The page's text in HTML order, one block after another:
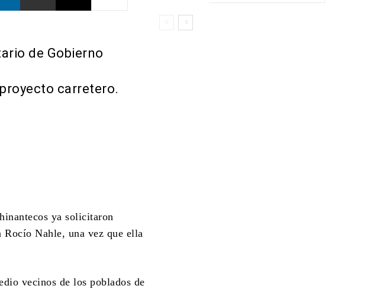
de Gobierno
carretero.
ya solicitaron
Rocío Nahle, una vez que ella
vecinos de los poblados de